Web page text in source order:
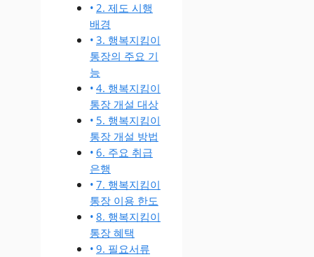
2. 제도 시행
배경
3. 행복지킴이
통장의 주요 기
능
4. 행복지킴이
통장 개설 대상
5. 행복지킴이
통장 개설 방법
6. 주요 취급
은행
7. 행복지킴이
통장 이용 한도
8. 행복지킴이
통장 혜택
9. 필요서류